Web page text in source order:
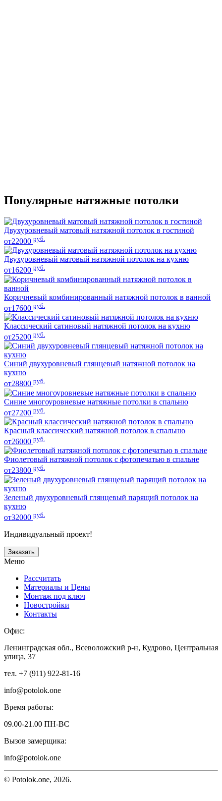
Популярные натяжные потолки
Двухуровневый матовый натяжной потолок в гостиной
от22000 руб.
Двухуровневый матовый натяжной потолок на кухню
от16200 руб.
Коричневый комбинированный натяжной потолок в ванной
от17600 руб.
Классический сатиновый натяжной потолок на кухню
от25200 руб.
Синий двухуровневый глянцевый натяжной потолок на
кухню
от28800 руб.
Синие многоуровневые натяжные потолки в спальню
от27200 руб.
Красный классический натяжной потолок в спальню
от26000 руб.
Фиолетовый натяжной потолок с фотопечатью в спальне
от23800 руб.
Зеленый двухуровневый глянцевый парящий потолок на
кухню
от32000 руб.
Индивидуальный проект!
Заказать
Меню
Рассчитать
Материалы и Цены
Монтаж под ключ
Новостройки
Контакты
Офис:
Ленинградская обл., Всеволожский р-н, Кудрово, Центральная
улица, 37
тел. +7 (911) 922-81-16
info@potolok.one
Время работы:
09.00-21.00 ПН-ВС
Вызов замерщика:
info@potolok.one
© Potolok.one, 2026.